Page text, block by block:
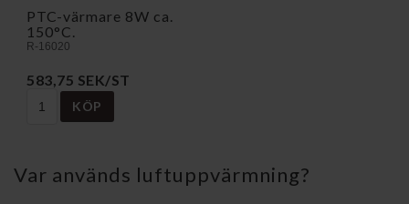
PTC-värmare 8W ca.
150°C.
R-16020
583,75 SEK/ST
KÖP
Var används luftuppvärmning?